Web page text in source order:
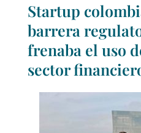
Startup
barrera
frenaba el uso
sector